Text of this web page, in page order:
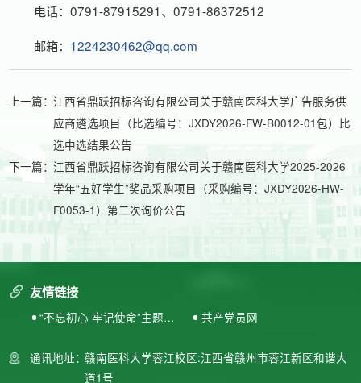
电话：0791-87915291、0791-86372512
邮箱： 1224230462@qq.com
上一篇：江西省鼎跃招标咨询有限公司关于赣南医科大学广告服务供
应商遴选项目（比选编号：JXDY2026-FW-B0012-01包）比
选中选结果公告
下一篇：江西省鼎跃招标咨询有限公司关于赣南医科大学2025-2026
学年“五好学生”奖品采购项目（采购编号：JXDY2026-HW-
F0053-1）第二次询价公告
友情链接
“不忘初心 牢记使命”主题教
共产党员网
通讯地址：赣南医科大学蓉江校区:江西省赣州市蓉江新区和谐大
道1号